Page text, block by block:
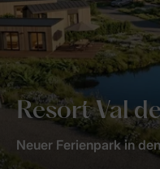
Resort Val
Neuer Ferienpark in